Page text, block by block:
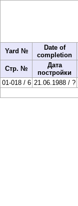
Yard №
Date of
completion
Стр. №
Дата
постройки
01-018 / 6 21.06.1988 / ?